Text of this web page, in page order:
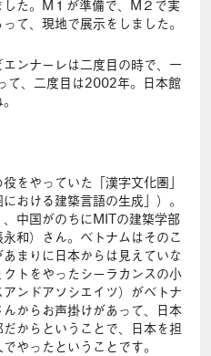
た。M１が準備で、M２で実
て、現地で展示をしました。
エンナーレは二度目の時で、一
て、二度目は2002年。日本館
をやっていた「漢字文化圏」
おける建築言語の生成」）。
中国がのちにMITの建築学部
和）さん。ベトナムはそのこ
まりに日本からは見えていな
トをやったシーラカンスの小
ンドアソシエイツ）がベトナ
からお声掛けがあって、日本
からということで、日本を担
やったということです。